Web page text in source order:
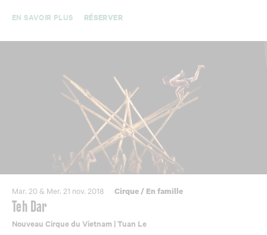
EN SAVOIR PLUS
RÉSERVER
Mar. 20 & Mer. 21 nov. 2018 Cirque/ En famille
Teh Dar
Nouveau Cirque du Vietnam | Tuan Le